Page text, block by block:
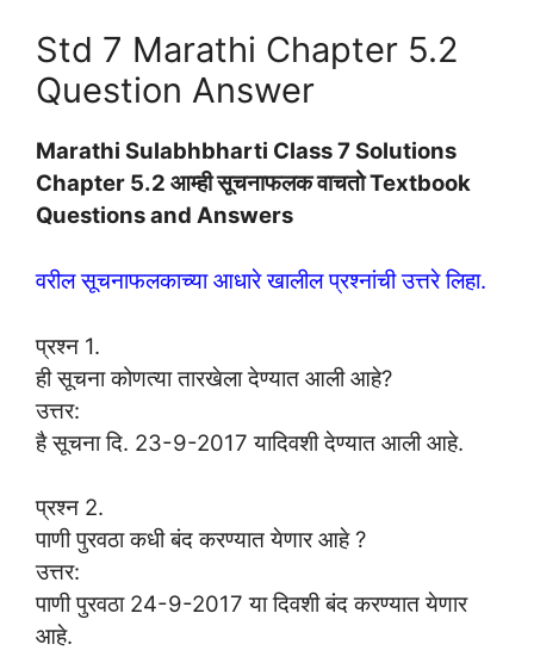
Std 7 Marathi Chapter 5.2
Question Answer
Marathi Sulabhbharti Class 7 Solutions
Chapter 5.2 आम्ही सूचनाफलक वाचतो Textbook
Questions and Answers
वरील सूचनाफलकाच्या आधारे खालील प्रश्नांची उत्तरे लिहा.
प्रश्न 1.
ही सूचना कोणत्या तारखेला देण्यात आली आहे?
उत्तर:
है सूचना दि. 23-9-2017 यादिवशी देण्यात आली आहे.
प्रश्न 2.
पाणी पुरवठा कधी बंद करण्यात येणार आहे ?
उत्तर:
पाणी पुरवठा 24-9-2017 या दिवशी बंद करण्यात येणार
आहे.